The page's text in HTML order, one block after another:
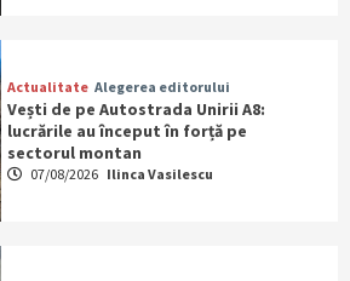
Actualitate Alegerea editorului
Vești de pe Autostrada Unirii A8:
lucrările au început în forță pe
sectorul montan
07/08/2026 Ilinca Vasilescu